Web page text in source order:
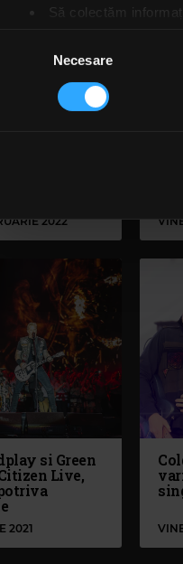
Să colectăm
Găsiți mai multe informații
Vă puteți modifica sau
traficul. De asemenea, le
care folosiți site-ul nostru.
Necesare
„Let
2022
si Green
Live,
2021